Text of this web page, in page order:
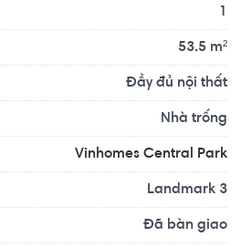
1
53.5 m²
Đầy đủ nội thất
Nhà trống
Vinhomes Central Park
Landmark 3
Đã bàn giao